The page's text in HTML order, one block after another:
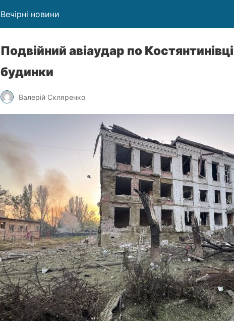
Вечірні новини
Подвійний авіаудар по
будинки
Валерій Скляренко